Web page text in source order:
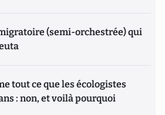
(semi-orchestrée) qui
tout ce que les écologistes
: non, et voilà pourquoi